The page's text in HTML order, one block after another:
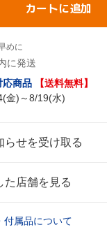
カートに追加
めに
に発送
応商品
【送料無料】
金)～8/19(水)
らせを受け取る
た店舗を見る
付属品について